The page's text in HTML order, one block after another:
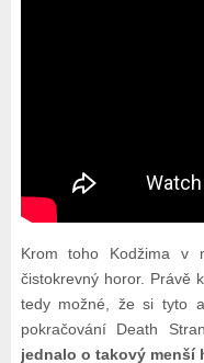
Krom toho Kodžima v
čistokrevný horor. Právě
tedy možné, že si tyto
pokračování Death
jednalo o takový menší